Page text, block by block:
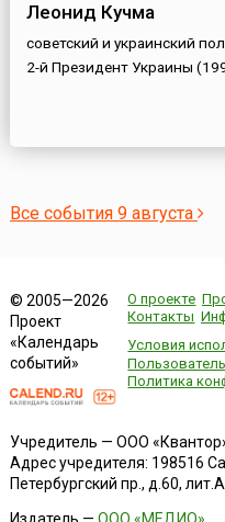
Леонид Кучма
советский и украинский
2-й Президент Украины
Все события 9 августа
© 2005—2026
Проект
«Календарь
событий»
О проекте
Контакты
Условия
Политика
Учредитель — ООО
Адрес учредителя: 198516
Петербургский пр., д.60,
Издатель — ООО «МЕДИО»